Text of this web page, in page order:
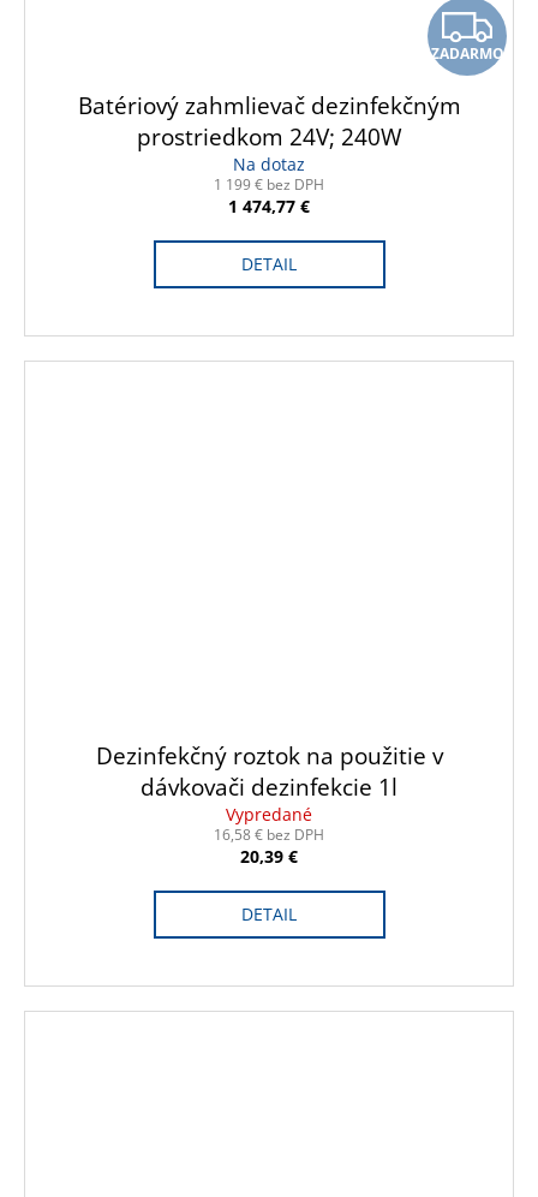
Z
A
O
ZADARMO
Batériový zahmlievač dezinfekčným
prostriedkom 24V; 240W
Na dotaz
1 199 € bez DPH
1 474,77 €
DETAIL
Dezinfekčný roztok na použitie v
dávkovači dezinfekcie 1l
Vypredané
16,58 € bez DPH
20,39 €
DETAIL